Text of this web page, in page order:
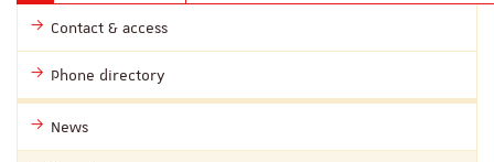
Contact & access
Phone directory
News